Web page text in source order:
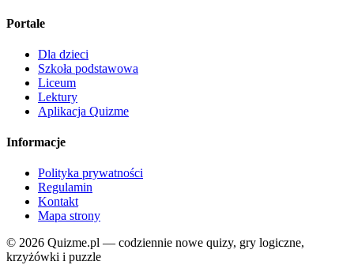
Portale
Dla dzieci
Szkoła podstawowa
Liceum
Lektury
Aplikacja Quizme
Informacje
Polityka prywatności
Regulamin
Kontakt
Mapa strony
© 2026 Quizme.pl — codziennie nowe quizy, gry logiczne,
krzyżówki i puzzle